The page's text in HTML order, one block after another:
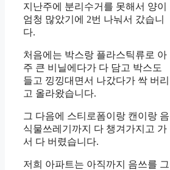
지난주에 분리수거를 못해서 양이
엄청 많았기에 2번 나눠서 갔습니
다.
처음에는 박스랑 플라스틱류로 아
주 큰 비닐에다가 다 담고 박스도
들고 낑낑대면서 나갔다가 싹 버리
고 올라왔습니다.
그 다음에 스티로폼이랑 캔이랑 음
식물쓰레기까지 다 챙겨가지고 가
서 다 버렸습니다.
저희 아파트는 아직까지 음쓰를 그